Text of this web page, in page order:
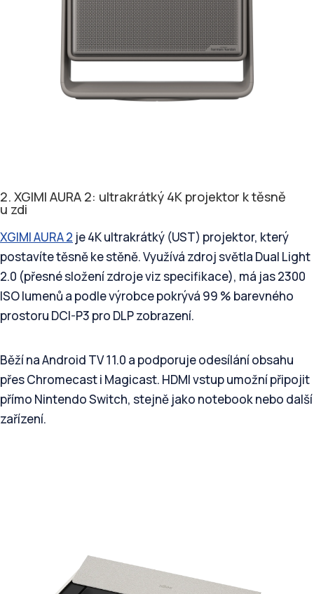
2. XGIMI AURA 2: ultrakrátký 4K projektor k těsně
u zdi
XGIMI AURA 2 je 4K ultrakrátký (UST) projektor, který
postavíte těsně ke stěně. Využívá zdroj světla Dual Light
2.0 (přesné složení zdroje viz specifikace), má jas 2300
ISO lumenů a podle výrobce pokrývá 99 % barevného
prostoru DCI-P3 pro DLP zobrazení.
Běží na Android TV 11.0 a podporuje odesílání obsahu
přes Chromecast i Magicast. HDMI vstup umožní připojit
přímo Nintendo Switch, stejně jako notebook nebo další
zařízení.